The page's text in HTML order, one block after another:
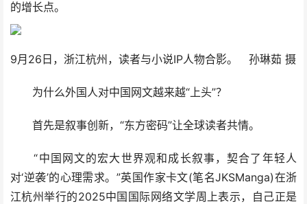
的增长点。
9月26日，浙江杭州，读者与小说IP人物合影。 孙琳茹 摄
为什么外国人对中国网文越来越“上头”？
首先是叙事创新，“东方密码”让全球读者共情。
“中国网文的宏大世界观和成长叙事，契合了年轻人
对‘逆袭’的心理需求。”英国作家卡文(笔名JKSManga)在浙
江杭州举行的2025中国国际网络文学周上表示，自己正是